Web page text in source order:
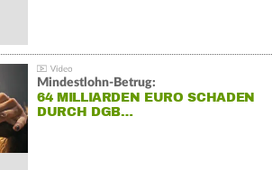
Mindestlohn-Betrug:
64 MILLIARDEN EURO SCHADEN
DURCH DGB…